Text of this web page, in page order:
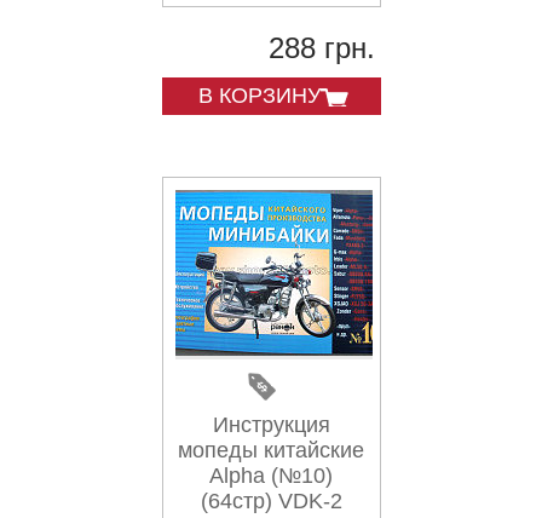
288 грн.
В КОРЗИНУ
Инструкция
мопеды китайские
Alpha (№10)
(64стр) VDK-2